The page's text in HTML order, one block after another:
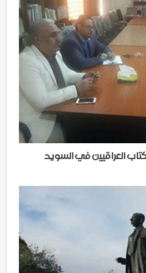
العراقيين في السويد